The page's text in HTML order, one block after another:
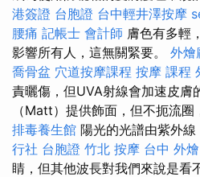
港簽證 台胞證 台中輕井澤按摩
腰痛 記帳士 會計師 膚色有多輕
影響所有人，這無關緊要。 外燴
喬骨盆 穴道按摩課程 按摩 課程
責曬傷，但UVA射線會加速皮膚
（Matt）提供飾面，但不扼流圈
排毒養生館 陽光的光譜由紫外線
行社 台胞證 竹北 按摩 台中 外燴
睛，但其他波長對我們來說是看